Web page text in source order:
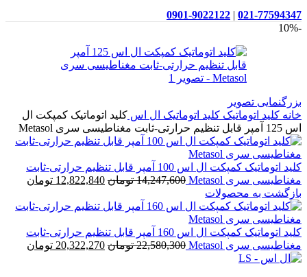
021-77594347
|
0901-9022122
-10%
بزرگنمایی تصویر
خانه کلید اتوماتیک کلید اتوماتیک ال اس کلید اتوماتیک کمپکت ال
اس 125 آمپر قابل تنظیم حرارتی-ثابت مغناطیسی سری Metasol
کلید اتوماتیک کمپکت ال اس 100 آمپر قابل تنظیم حرارتی-ثابت
مغناطیسی سری Metasol
14,247,600 تومان قیمت
14,247,600 تومان
12,822,840 تومان
بازگشت به محصولات
کلید اتوماتیک کمپکت ال اس 160 آمپر قابل تنظیم حرارتی-ثابت
مغناطیسی سری Metasol
22,580,300 تومان قیمت
20,322,270 تومان